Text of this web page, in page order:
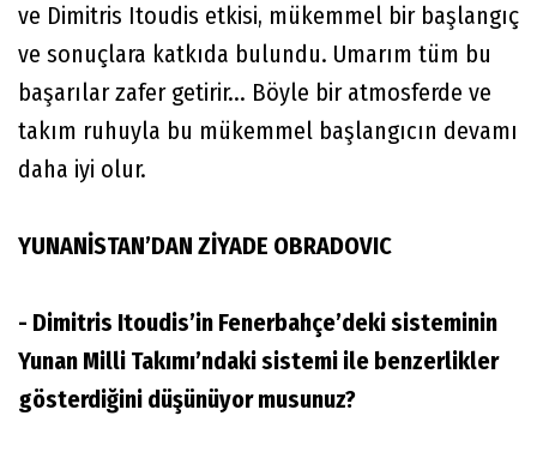
ve Dimitris Itoudis etkisi, mükemmel bir başlangıç
ve sonuçlara katkıda bulundu. Umarım tüm bu
başarılar zafer getirir... Böyle bir atmosferde ve
takım ruhuyla bu mükemmel başlangıcın devamı
daha iyi olur.
YUNANİSTAN’DAN ZİYADE OBRADOVIC
- Dimitris Itoudis’in Fenerbahçe’deki sisteminin
Yunan Milli Takımı’ndaki sistemi ile benzerlikler
gösterdiğini düşünüyor musunuz?